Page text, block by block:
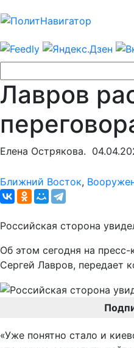
Лавров
Елена Острякова.
Ближний Восток,
Российская сторона
Об этом сегодня на
Сергей Лавров, передает
«Уже понятно стало и